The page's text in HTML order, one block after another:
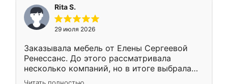
Rita S.
29 июля 2026
Заказывала мебель от Елены Сергеевой
Ренессанс. До этого рассматривала
несколько компаний, но в итоге выбрала
эту. Сначала обговорили условия, потом